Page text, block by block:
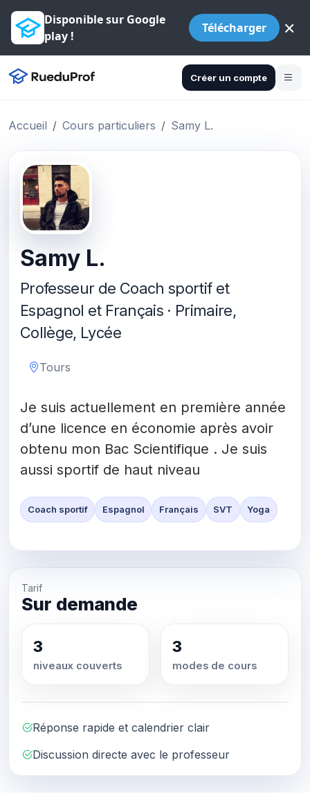
Disponible sur Google
play !
Télécharger ×
Créer un compte
Accueil Cours particuliers Samy L.
Samy L.
Professeur de Coach sportif et
Espagnol et Français · Primaire,
Collège, Lycée
Tours
Je suis actuellement en première année
d’une licence en économie après avoir
obtenu mon Bac Scientifique . Je suis
aussi sportif de haut niveau
Coach sportif Espagnol Français SVT Yoga
Tarif
Sur demande
3
niveaux couverts
3
modes de cours
Réponse rapide et calendrier clair
Discussion directe avec le professeur